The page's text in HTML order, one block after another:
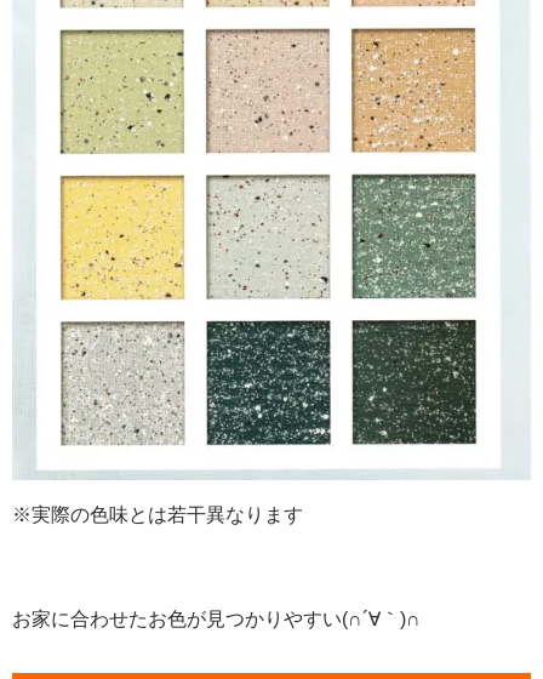
※実際の色味とは若干異なります
お家に合わせたお色が見つかりやすい(∩´∀｀)∩